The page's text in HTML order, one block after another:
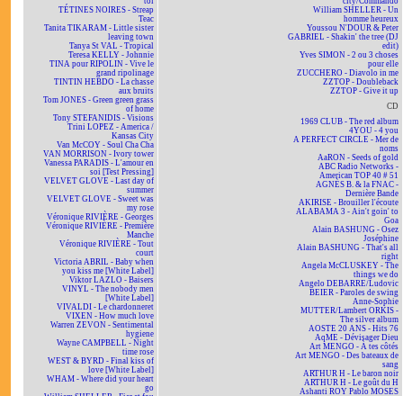
TÉTINES NOIRES - Streap
Teac
Tanita TIKARAM - Little sister
leaving town
Tanya St VAL - Tropical
Teresa KELLY - Johnnie
TINA pour RIPOLIN - Vive le
grand ripolinage
TINTIN HEBDO - La chasse
aux bruits
Tom JONES - Green green grass
of home
Tony STEFANIDIS - Visions
Trini LOPEZ - America /
Kansas City
Van McCOY - Soul Cha Cha
VAN MORRISON - Ivory tower
Vanessa PARADIS - L'amour en
soi [Test Pressing]
VELVET GLOVE - Last day of
summer
VELVET GLOVE - Sweet was
my rose
Véronique RIVIÈRE - Georges
Véronique RIVIÈRE - Première
Manche
Véronique RIVIÈRE - Tout
court
Victoria ABRIL - Baby when
you kiss me [White Label]
Viktor LAZLO - Baisers
VINYL - The nobody men
[White Label]
VIVALDI - Le chardonneret
VIXEN - How much love
Warren ZEVON - Sentimental
hygiene
Wayne CAMPBELL - Night
time rose
WEST & BYRD - Final kiss of
love [White Label]
WHAM - Where did your heart
go
William SHELLER - Un
homme heureux
Youssou N'DOUR & Peter
GABRIEL - Shakin' the tree (DJ
edit)
Yves SIMON - 2 ou 3 choses
pour elle
ZUCCHERO - Diavolo in me
ZZTOP - Doubleback
ZZTOP - Give it up
CD
1969 CLUB - The red album
4YOU - 4 you
A PERFECT CIRCLE - Mer de
noms
AaRON - Seeds of gold
ABC Radio Networks -
American TOP 40 # 51
AGNÈS B. & la FNAC -
Dernière Bande
AKIRISE - Brouiller l'écoute
ALABAMA 3 - Ain't goin' to
Goa
Alain BASHUNG - Osez
Joséphine
Alain BASHUNG - That's all
right
Angela McCLUSKEY - The
things we do
Angelo DEBARRE/Ludovic
BEIER - Paroles de swing
Anne-Sophie
MUTTER/Lambert ORKIS -
The silver album
AOSTE 20 ANS - Hits 76
AqME - Dévisager Dieu
Art MENGO - À tes côtés
Art MENGO - Des bateaux de
sang
ARTHUR H - Le baron noir
ARTHUR H - Le goût du H
Ashanti ROY Pablo MOSES